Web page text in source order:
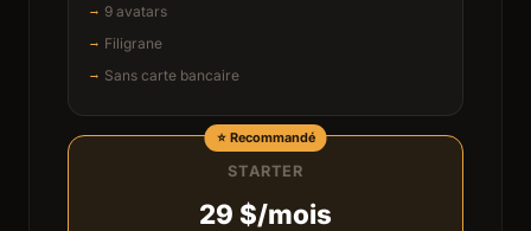
9 avatars
Filigrane
Sans carte bancaire
STARTER
29 $/mois